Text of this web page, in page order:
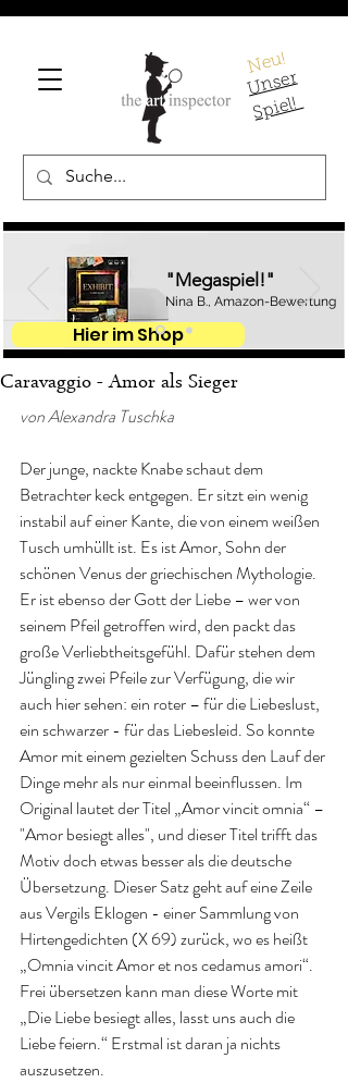
Neu!
U
ns
er
S
pi
el!
"Megaspiel!"
Nina B., Amazon-Bewertung
Hier im Shop
Caravaggio - Amor als Sieger
von Alexandra Tuschka
Der junge, nackte Knabe schaut dem
Betrachter keck entgegen. Er sitzt ein wenig
instabil auf einer Kante, die von einem weißen
Tusch umhüllt ist. Es ist Amor, Sohn der
schönen Venus der griechischen Mythologie.
Er ist ebenso der Gott der Liebe – wer von
seinem Pfeil getroffen wird, den packt das
große Verliebtheitsgefühl. Dafür stehen dem
Jüngling zwei Pfeile zur Verfügung, die wir
auch hier sehen: ein roter – für die Liebeslust,
ein schwarzer - für das Liebesleid. So konnte
Amor mit einem gezielten Schuss den Lauf der
Dinge mehr als nur einmal beeinflussen. Im
Original lautet der Titel „Amor vincit omnia“ –
"Amor besiegt alles", und dieser Titel trifft das
Motiv doch etwas besser als die deutsche
Übersetzung. Dieser Satz geht auf eine Zeile
aus Vergils Eklogen - einer Sammlung von
Hirtengedichten (X 69) zurück, wo es heißt
„Omnia vincit Amor et nos cedamus amori“.
Frei übersetzen kann man diese Worte mit
„Die Liebe besiegt alles, lasst uns auch die
Liebe feiern.“ Erstmal ist daran ja nichts
auszusetzen.